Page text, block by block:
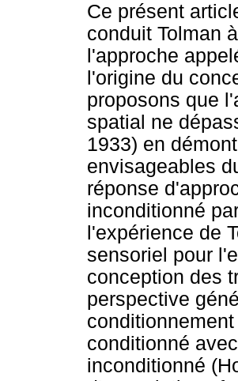
Ce présent
conduit Tolman
l'approche
l'origine du
proposons que
spatial ne
1933) en
envisageables
réponse
inconditionné
l'expérience de
sensoriel pour
conception des
perspective
conditionné
inconditionné